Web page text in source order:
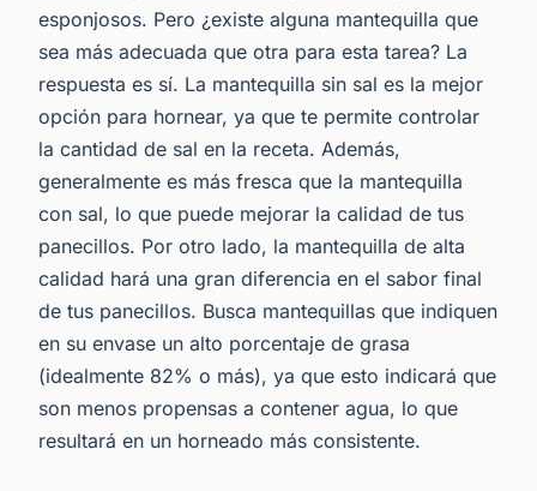
esponjosos. Pero ¿existe alguna mantequilla que
sea más adecuada que otra para esta tarea? La
respuesta es sí. La mantequilla sin sal es la mejor
opción para hornear, ya que te permite controlar
la cantidad de sal en la receta. Además,
generalmente es más fresca que la mantequilla
con sal, lo que puede mejorar la calidad de tus
panecillos. Por otro lado, la mantequilla de alta
calidad hará una gran diferencia en el sabor final
de tus panecillos. Busca mantequillas que indiquen
en su envase un alto porcentaje de grasa
(idealmente 82% o más), ya que esto indicará que
son menos propensas a contener agua, lo que
resultará en un horneado más consistente.